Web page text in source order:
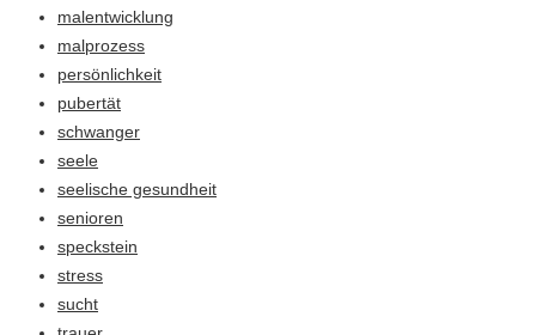
malentwicklung
malprozess
persönlichkeit
pubertät
schwanger
seele
seelische gesundheit
senioren
speckstein
stress
sucht